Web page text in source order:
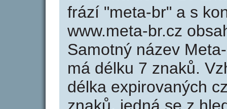
frází "meta-br" a s
www.meta-br.cz
Samotný název
má délku 7 znaků.
délka expirovaných